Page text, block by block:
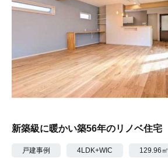
新築級に暖かい築56年のリノベ住宅
戸建事例 4LDK+WIC 129.96㎡